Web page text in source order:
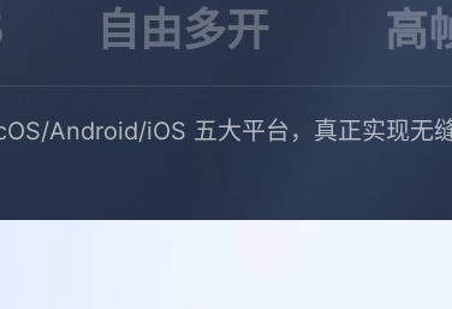
自由多开 高
Android/iOS 五大平台，真正实现无